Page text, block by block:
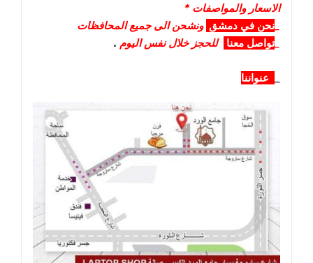
الاسعار والمواصفات *
نحن في دمشق ونشحن الى جميع المحافظات
تواصل معنا للحجز خلال نفس اليوم .
عنواننا